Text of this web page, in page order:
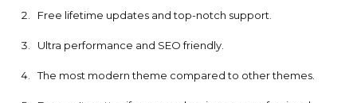
Free lifetime updates and top-notch support.
Ultra performance and SEO friendly.
The most modern theme compared to other themes.